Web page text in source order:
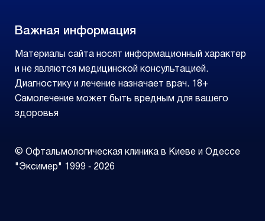
Важная информация
Материалы сайта носят информационный характер
и не являются медицинской консультацией.
Диагностику и лечение назначает врач. 18+
Самолечение может быть вредным для вашего
здоровья
© Офтальмологическая клиника в Киеве и Одессе
"Эксимер" 1999 ‑ 2026